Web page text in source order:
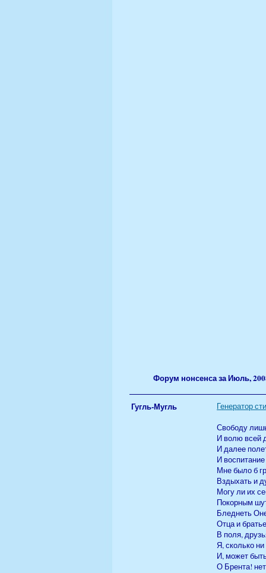
Форум нонсенса за Июль,
Гугль-Мугль
Генератор
Свободу
И волю всей
И далее
И
Мне было б
Вздыхать и
Могу ли их
Покорным
Бледнеть
Отца и
В поля,
Я, сколько
И, может
О Брента!